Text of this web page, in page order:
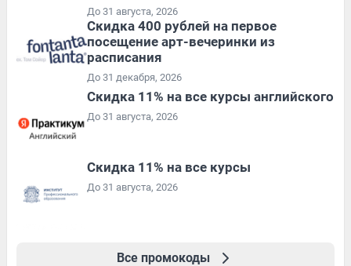
До 31 августа, 2026
Cкидка 400 рублей на первое
посещение арт-вечеринки из
расписания
До 31 декабря, 2026
Скидка 11% на все курсы английского
До 31 августа, 2026
Скидка 11% на все курсы
До 31 августа, 2026
Все промокоды